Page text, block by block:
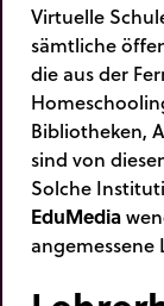
Virtuelle
sämtliche
die aus der
Bibliotheken,
sind von
Solche
EduMedia
angemessene